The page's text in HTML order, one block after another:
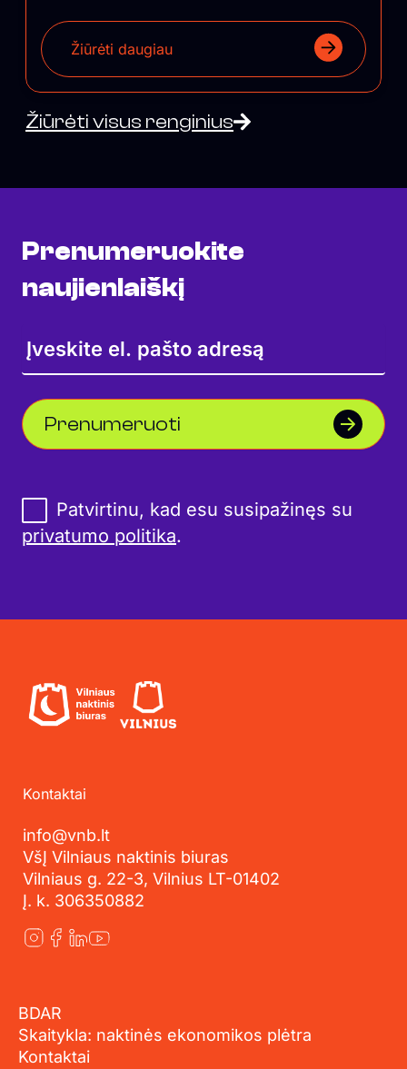
Žiūrėti daugiau
Žiūrėti visus renginius
Prenumeruokite
naujienlaiškį
Prenumeruoti
Patvirtinu, kad esu susipažinęs su
privatumo politika.
Kontaktai
info@vnb.lt
VšĮ Vilniaus naktinis biuras
Vilniaus g. 22-3, Vilnius LT-01402
Į. k. 306350882
BDAR
Skaitykla: naktinės ekonomikos plėtra
Kontaktai